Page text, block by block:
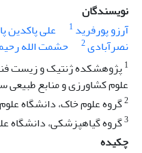
نویسندگان
آرزو پورفرید 1 علی پاکدین
نصرآبادی2 حشمت الله
1پژوهشکده ژنتیک و زیست
علوم کشاورزی و منابع طبیعی
2گروه علوم خاک، دانشگاه
3گروه گیاهپزشکی، دانشگاه
چکیده